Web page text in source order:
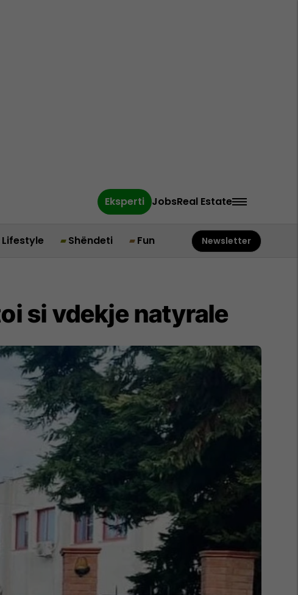
Eksperti JobsReal Estate
Lifestyle Shëndeti Fun Newsletter
si vdekje natyrale